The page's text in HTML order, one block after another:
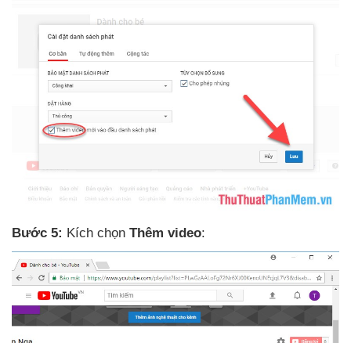
Bước 5: Kích chọn Thêm video: